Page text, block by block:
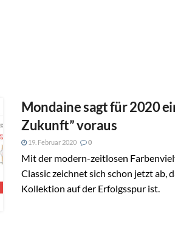
Mondaine sagt für 2020
Zukunft” voraus
19. Februar 2020 0
Mit der modern-zeitlosen
Classic zeichnet sich schon jetzt ab,
Kollektion auf der Erfolgsspur ist.